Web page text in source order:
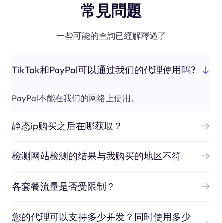
常見問題
一些可能的查詢已經解釋過了
TikTok和PayPal可以通过我们的代理使用吗?
PayPal不能在我们的网络上使用。
静态ip购买之后在哪获取？
检测网站检测的结果与我购买的地区不符
各套餐流量是否受限制？
您的代理可以支持多少并发？同时使用多少